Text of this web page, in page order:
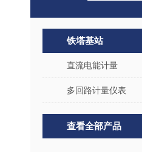
铁塔基站
直流电能计量
多回路计量仪表
查看全部产品